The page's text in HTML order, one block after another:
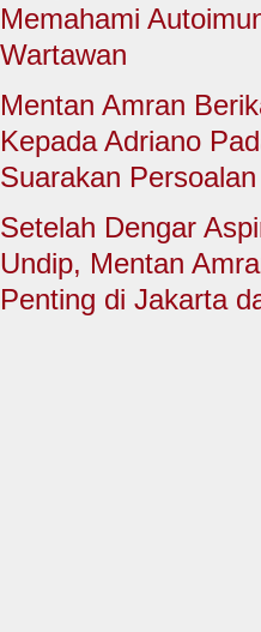
Memahami
Wartawan
Mentan Amran
Kepada Adriano
Suarakan
Setelah Dengar
Undip, Mentan
Penting di Jakarta